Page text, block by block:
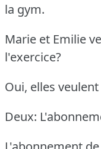
la gym.
Marie et Emilie
l'exercice?
Oui, elles
Deux: